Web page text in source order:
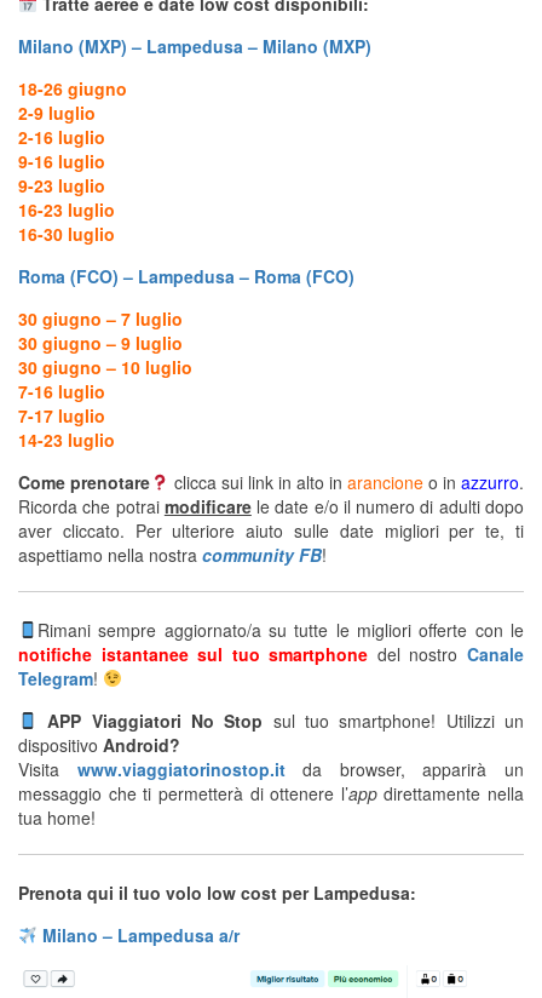
Milano (MXP) – Lampedusa – Milano (MXP)
18-26 giugno
2-9 luglio
2-16 luglio
9-16 luglio
9-23 luglio
16-23 luglio
16-30 luglio
Roma (FCO) – Lampedusa – Roma (FCO)
30 giugno – 7 luglio
30 giugno – 9 luglio
30 giugno – 10 luglio
7-16 luglio
7-17 luglio
14-23 luglio
Come prenotare
clicca sui link in alto in arancione o inazzurro.
Ricorda che potrai modificarele date e/o il numero di adulti dopo
aver cliccato. Per ulteriore aiuto sulle date migliori per te, ti
aspettiamo nella nostra community FB!
Rimani sempre aggiornato/a su tutte le migliori offerte con le
notifiche istantanee sul tuo smartphone del nostroCanale
Telegram!
APP Viaggiatori No Stop sul tuo smartphone! Utilizzi un
dispositivo Android?
Visita www.viaggiatorinostop.itda browser, apparirà un
messaggio che ti permetterà di ottenere l’appdirettamente nella
tua home!
Prenota qui il tuo volo low cost per Lampedusa:
Milano – Lampedusa a/r